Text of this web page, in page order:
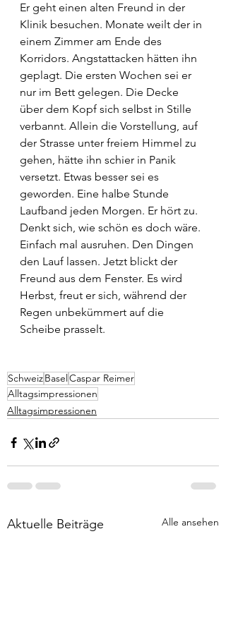
Er geht einen alten Freund in der
Klinik besuchen. Monate weilt der in
einem Zimmer am Ende des
Korridors. Angstattacken hätten ihn
geplagt. Die ersten Wochen sei er
nur im Bett gelegen. Die Decke
über dem Kopf sich selbst in Stille
verbannt. Allein die Vorstellung, auf
der Strasse unter freiem Himmel zu
gehen, hätte ihn schier in Panik
versetzt. Etwas besser sei es
geworden. Eine halbe Stunde
Laufband jeden Morgen. Er hört zu.
Denkt sich, wie schön es doch wäre.
Einfach mal ausruhen. Den Dingen
den Lauf lassen. Jetzt blickt der
Freund aus dem Fenster. Es wird
Herbst, freut er sich, während der
Regen unbekümmert auf die
Scheibe prasselt.
SchweizBaselCaspar Reimer
Alltagsimpressionen
Alltagsimpressionen
Aktuelle Beiträge Alle ansehen